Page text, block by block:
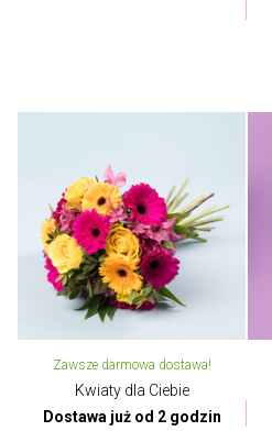
Zawsze darmowa dostawa!
Kwiaty dla Ciebie
Dostawa już od 2 godzin